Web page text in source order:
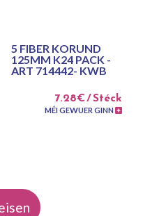
5 FIBER KORUND
125MM K24 PACK -
ART 714442- KWB
7.28€ / Stéck
MÉI GEWUER GINN